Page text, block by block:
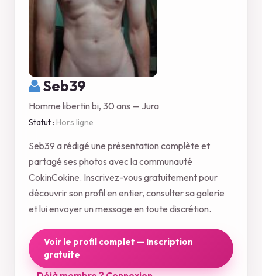
Seb39
Homme libertin bi, 30 ans — Jura
Statut : Hors ligne
Seb39 a rédigé une présentation complète et
partagé ses photos avec la communauté
CokinCokine. Inscrivez-vous gratuitement pour
découvrir son profil en entier, consulter sa galerie
et lui envoyer un message en toute discrétion.
Voir le profil complet — Inscription
gratuite